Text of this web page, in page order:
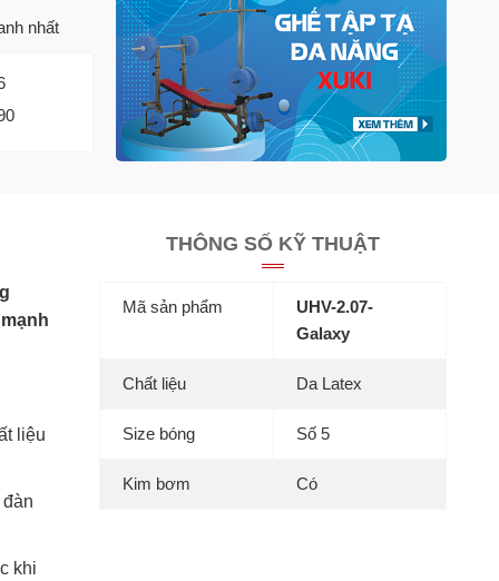
nhất
liệu
khi
THÔNG SỐ KỸ THUẬT
Mã sản phẩm
UHV-2.07-
Galaxy
Chất liệu Da Latex
Size bóng Số 5
Kim bơm Có